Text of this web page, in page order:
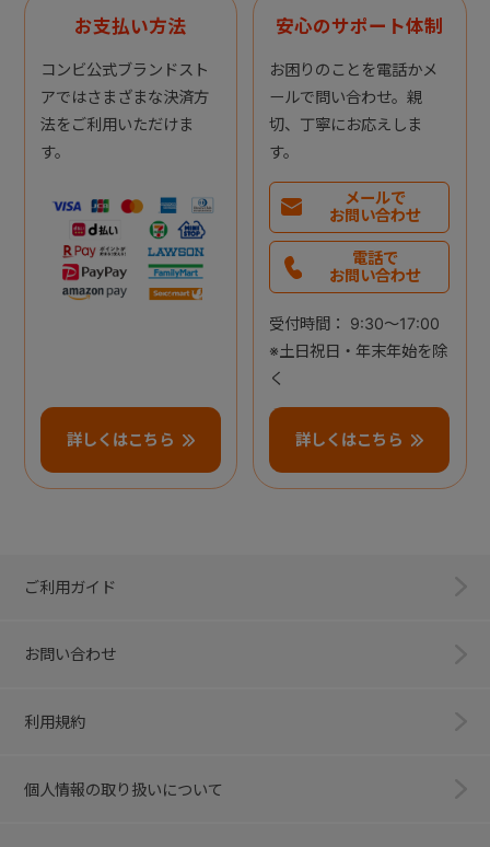
お支払い方法
コンビ公式ブランドスト
アではさまざまな決済方
法をご利用いただけま
す。
詳しくはこちら
安心のサポート体制
お困りのことを電話かメ
ールで問い合わせ。親
切、丁寧にお応えしま
す。
メールで
お問い合わせ
電話で
お問い合わせ
受付時間： 9:30～17:00
※土日祝日・年末年始を除
く
詳しくはこちら
ご利用ガイド
お問い合わせ
利用規約
個人情報の取り扱いについて